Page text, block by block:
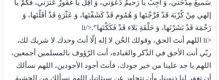
سَميعُ مِدْحَتي، وَ أجِبْ يا رَحيمُ دَعْوَتي، وَ أقِلْ يا غَفُورُ عَثْرَتي، فَكَمْ يا
إلهي مِنْ كُرْبَة قَدْ فَرَّجْتَها وَ هُمُوم قَدْ كَشَفْتَها، وَ عَثْرَةٍ قَدْ أقَلْتَها، وَ
رَحْمَة قَدْ نَشَرْتَها، وَ حَلْقَةِ بَلاء قَدْ فَكَكْتَها”.</li
<li اللهم أنتَ الحق، وقولك الحٌن لا إله إلّا أنتَ وحدك لا شريك لك،
ربّي أنت الأحق في الذّكر والعَباده، أنت الرّؤوف بالمسلمين أجمعين،
اللهم يا جد علينا من خير جودك، فأنتَ أجود الأجودين، اللهم نسألك
أن تغفر لنا ذنوبنا، وأن تتجاوز عن سيئاتنا، اللهم نسألك من الخشية